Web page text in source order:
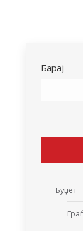
Барај
Буџет